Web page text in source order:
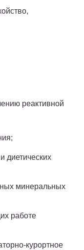
реактивной
диетических
минеральных
работе
курортное